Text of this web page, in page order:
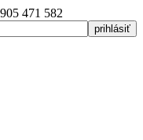
471 582